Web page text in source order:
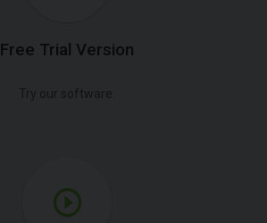
Free Trial Version